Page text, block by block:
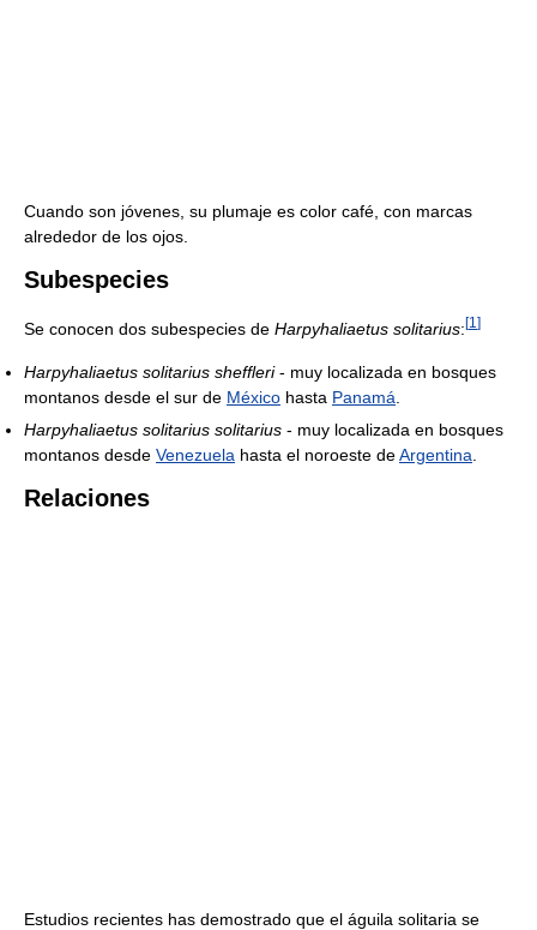
Cuando son jóvenes, su plumaje es color café, con marcas
alrededor de los ojos.
Subespecies
Se conocen dos subespecies de Harpyhaliaetus solitarius:[1 ]
Harpyhaliaetus solitarius sheffleri- muy localizada en bosques
montanos desde el sur de México hasta Panamá
Harpyhaliaetus solitarius solitarius - muy localizada en bosques
montanos desde Venezuela hasta el noroeste deArgentina
Relaciones
Estudios recientes has demostrado que el águila solitaria se